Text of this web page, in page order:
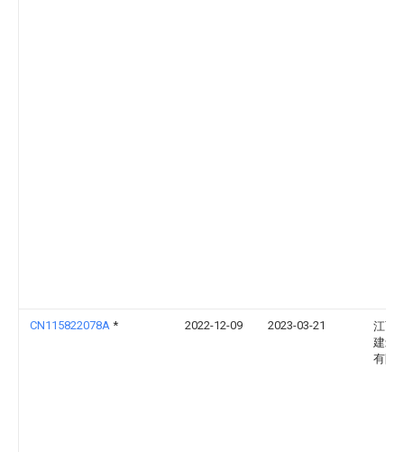
CN115822078A * 2022-12-09 2023-03-21
江西
建筑
有限